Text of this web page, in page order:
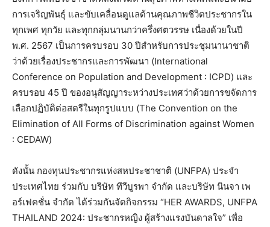
การเจริญพันธุ์ และขับเคลื่อนดูแลด้านคุณภาพชีวิตประชากรใน
ทุกเพศ ทุกวัย และทุกกลุ่มนานกว่าครึ่งศตวรรษ เนื่องด้วยในปี
พ.ศ. 2567 เป็นการครบรอบ 30 ปีสำหรับการประชุมนานาชาติ
ว่าด้วยเรื่องประชากรและการพัฒนา (International
Conference on Population and Development : ICPD) และ
ครบรอบ 45 ปี ของอนุสัญญาระหว่างประเทศว่าด้วยการขจัดการ
เลือกปฏิบัติต่อสตรีในทุกรูปแบบ (The Convention on the
Elimination of All Forms of Discrimination against Women
: CEDAW)
ดังนั้น กองทุนประชากรแห่งสหประชาชาติ (UNFPA) ประจำ
ประเทศไทย ร่วมกับ บริษัท ทีวีบูรพา จำกัด และบริษัท นินจา เพ
อร์เฟคชั่น จำกัด ได้ร่วมกันจัดกิจกรรม “HER AWARDS, UNFPA
THAILAND 2024: ประชากรหญิง ผู้สร้างแรงบันดาลใจ” เพื่อ